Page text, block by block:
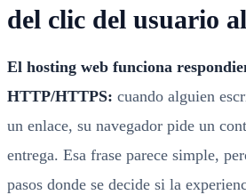
del clic del usuario
El hosting web funciona
HTTP/HTTPS: cuando alguien
un enlace, su navegador pide un
entrega. Esa frase parece simple,
pasos donde se decide si la